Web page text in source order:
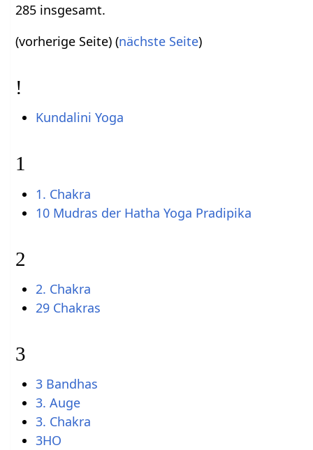
285 insgesamt.
(vorherige Seite) (nächste Seite)
!
Kundalini Yoga
1
1. Chakra
10 Mudras der Hatha Yoga Pradipika
2
2. Chakra
29 Chakras
3
3 Bandhas
3. Auge
3. Chakra
3HO